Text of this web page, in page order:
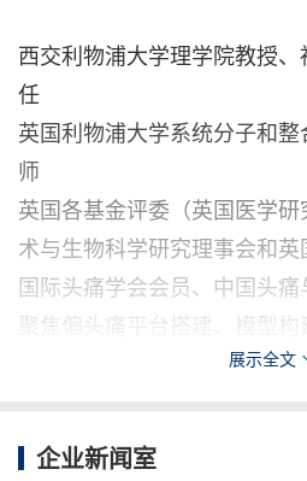
西交利物浦大学理学院教授
任
英国利物浦大学系统分子和
师
英国各基金评委（英国医学
术与生物科学研究理事会和英
国际头痛学会会员、中国头
聚焦偏头痛平台搭建、模型
三大核心，聚力推进创新药物
王叶飞，鸿运华宁药学部副总裁
展示全文
企业新闻室